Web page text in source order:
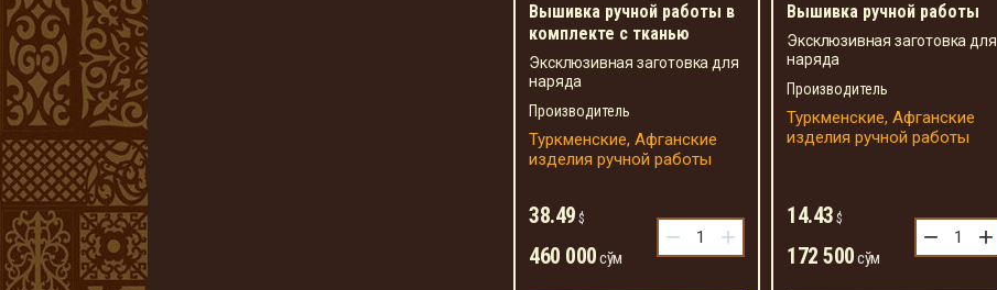
Вышивка ручной работы в
комплекте с тканью
Эксклюзивная заготовка для
наряда
Производитель
Туркменские, Афганские
изделия ручной работы
38.49 $
460 000сўм
− +
Вышивка ручной работы
Эксклюзивная заготовка для
наряда
Производитель
Туркменские, Афганские
изделия ручной работы
14.43 $
172 500сўм
− +